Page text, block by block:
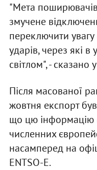
"Мета поширювачів
змучене
переключити увагу
ударів, через які в
світлом", - сказано
Після масованої
жовтня експорт
що цю інформацію
численних
насамперед на
ENTSO-E.